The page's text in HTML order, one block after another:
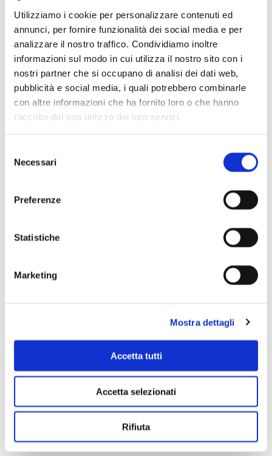
Utilizziamo i cookie per personalizzare contenuti ed
annunci, per fornire funzionalità dei social media e per
analizzare il nostro traffico. Condividiamo inoltre
informazioni sul modo in cui utilizza il nostro sito con i
nostri partner che si occupano di analisi dei dati web,
pubblicità e social media, i quali potrebbero combinarle
con altre informazioni che ha fornito loro o che hanno
raccolto dal suo utilizzo dei loro servizi.
delNecessari
Preferenze
Statistiche
Marketing
Mostra dettagli
Accetta tutti
Accetta selezionati
Rifiuta
Scopri di più
Scopri di più